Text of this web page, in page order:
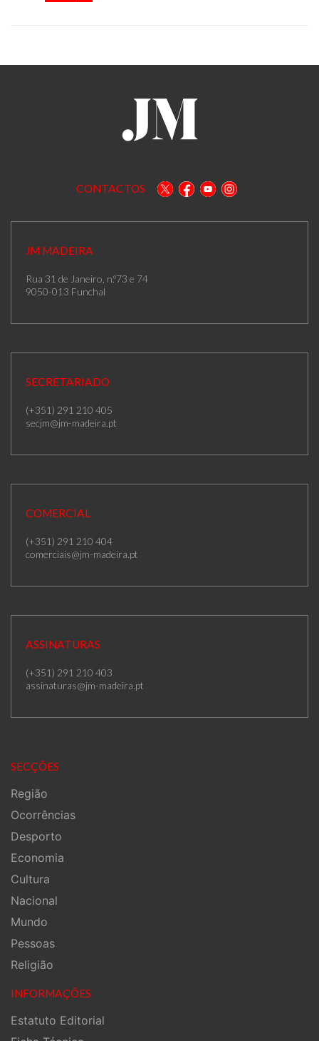
CONTACTOS
JM MADEIRA
Rua 31 de Janeiro, n.º73 e 74
9050-013 Funchal
SECRETARIADO
(+351) 291 210 405
secjm@jm-madeira.pt
COMERCIAL
(+351) 291 210 404
comerciais@jm-madeira.pt
ASSINATURAS
(+351) 291 210 403
assinaturas@jm-madeira.pt
SECÇÕES
Região
Ocorrências
Desporto
Economia
Cultura
Nacional
Mundo
Pessoas
Religião
INFORMAÇÕES
Estatuto Editorial